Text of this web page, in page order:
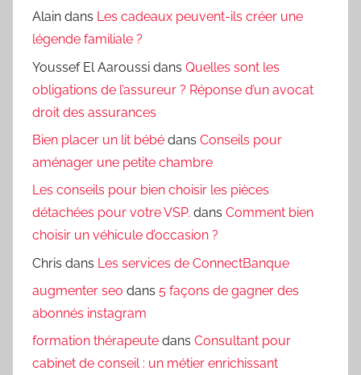
Alain dans Les cadeaux peuvent-ils créer une
légende familiale ?
Youssef El Aaroussi dans Quelles sont les
obligations de l’assureur ? Réponse d’un avocat
droit des assurances
Bien placer un lit bébé dans Conseils pour
aménager une petite chambre
Les conseils pour bien choisir les pièces
détachées pour votre VSP. dans Comment bien
choisir un véhicule d’occasion ?
Chris dans Les services de ConnectBanque
augmenter seo dans 5 façons de gagner des
abonnés instagram
formation thérapeute dans Consultant pour
cabinet de conseil : un métier enrichissant